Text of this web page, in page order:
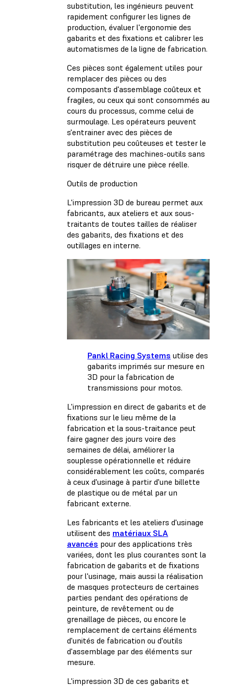
substitution, les ingénieurs peuvent
rapidement configurer les lignes de
production, évaluer l'ergonomie des
gabarits et des fixations et calibrer les
automatismes de la ligne de fabrication.
Ces pièces sont également utiles pour
remplacer des pièces ou des
composants d'assemblage coûteux et
fragiles, ou ceux qui sont consommés au
cours du processus, comme celui de
surmoulage. Les opérateurs peuvent
s'entrainer avec des pièces de
substitution peu coûteuses et tester le
paramétrage des machines-outils sans
risquer de détruire une pièce réelle.
Outils de production
L'impression 3D de bureau permet aux
fabricants, aux ateliers et aux sous-
traitants de toutes tailles de réaliser
des gabarits, des fixations et des
outillages en interne.
Pankl Racing Systems utilise des
gabarits imprimés sur mesure en
3D pour la fabrication de
transmissions pour motos.
L'impression en direct de gabarits et de
fixations sur le lieu même de la
fabrication et la sous-traitance peut
faire gagner des jours voire des
semaines de délai, améliorer la
souplesse opérationnelle et réduire
considérablement les coûts, comparés
à ceux d'usinage à partir d'une billette
de plastique ou de métal par un
fabricant externe.
Les fabricants et les ateliers d'usinage
utilisent des matériaux SLA
avancés pour des applications très
variées, dont les plus courantes sont la
fabrication de gabarits et de fixations
pour l'usinage, mais aussi la réalisation
de masques protecteurs de certaines
parties pendant des opérations de
peinture, de revêtement ou de
grenaillage de pièces, ou encore le
remplacement de certains éléments
d'unités de fabrication ou d'outils
d'assemblage par des éléments sur
mesure.
L'impression 3D de ces gabarits et